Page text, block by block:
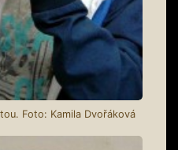
Foto: Kamila Dvořáková